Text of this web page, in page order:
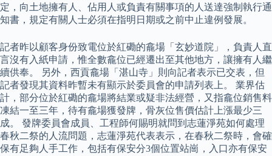
定，向土地擁有人、佔用人或負責有關事項的人送達強制執行通
知書，規定有關人士必須在指明日期或之前中止違例發展。
記者昨以顧客身份致電位於紅磡的龕場「玄妙道院」，負責人直
言沒有入紙申請，惟全數龕位已經遷出至其他地方，讓擁有人繼
續供奉。 另外，西貢龕場「湛山寺」則向記者表示已交表，但
記者發現其資料昨暫未有顯示於委員會的申請列表上。 業界估
計，部分位於紅磡的龕場將結業或疑非法經營，又指龕位銷售料
凍結一至三年，待有龕場獲發牌，骨灰位售價估計上漲最少三
成。 發牌委員會成員、工程師何賜明就問到志蓮淨苑如何處理
春秋二祭的人流問題，志蓮淨苑代表表示，在春秋二祭時，會確
保有足夠人手工作，包括有保安分3個位置站崗，入口亦有保安